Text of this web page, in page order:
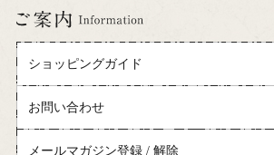
ショッピングガイド
お問い合わせ
メールマガジン登録 / 解除